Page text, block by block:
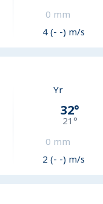
0 mm
4 (- -) m/s
Yr
32°
21°
0 mm
2 (- -) m/s